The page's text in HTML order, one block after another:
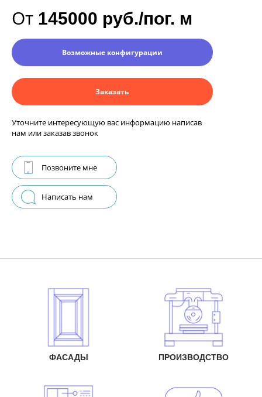
От 145000 руб./пог. м
Возможные конфигурации
Заказать
Уточните интересующую вас информацию написав
нам или заказав звонок
Позвоните мне
Написать нам
ФАСАДЫ ПРОИЗВОДСТВО